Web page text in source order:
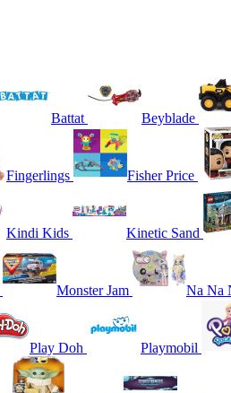
Battat Beyblade
Fingerlings Fisher Price
Kindi Kids Kinetic Sand
Monster Jam Na Na
Play Doh Playmobil